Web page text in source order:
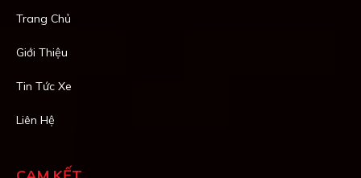
Trang Chủ
Giới Thiệu
Tin Tức Xe
Liên Hệ